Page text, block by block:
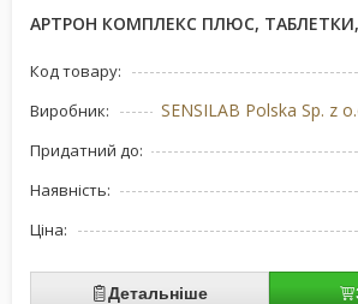
АРТРОН КОМПЛЕКС ПЛЮС,
Код товару:
Виробник: SENSILAB Polska Sp. z
Придатний до:
Наявність:
Ціна:
Детальніше